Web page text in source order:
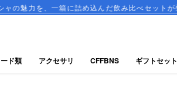
一箱に詰め込んだ飲み比べセットが登場！
ド類 アクセサリ CFFBNS ギフトセット